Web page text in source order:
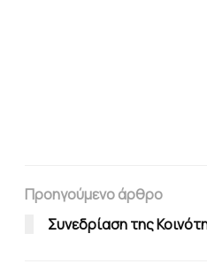
Προηγούμενο άρθρο
Συνεδρίαση της